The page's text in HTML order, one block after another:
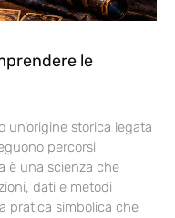
le
storica legata
percorsi
è una scienza che
dati e metodi
pratica simbolica che